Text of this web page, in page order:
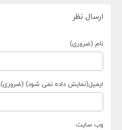
ارسال نظر
نام (ضروری)
ایمیل(نمایش داده نمی شود) (ضروری)
وب سایت